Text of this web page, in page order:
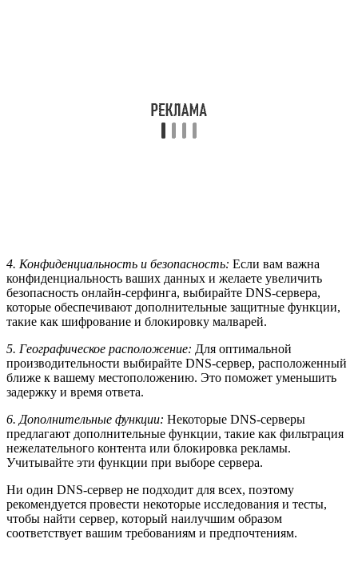
4. Конфиденциальность и безопасность: Если вам важна
конфиденциальность ваших данных и желаете увеличить
безопасность онлайн-серфинга, выбирайте DNS-сервера,
которые обеспечивают дополнительные защитные функции,
такие как шифрование и блокировку малварей.
5. Географическое расположение: Для оптимальной
производительности выбирайте DNS-сервер, расположенный
ближе к вашему местоположению. Это поможет уменьшить
задержку и время ответа.
6. Дополнительные функции: Некоторые DNS-серверы
предлагают дополнительные функции, такие как фильтрация
нежелательного контента или блокировка рекламы.
Учитывайте эти функции при выборе сервера.
Ни один DNS-сервер не подходит для всех, поэтому
рекомендуется провести некоторые исследования и тесты,
чтобы найти сервер, который наилучшим образом
соответствует вашим требованиям и предпочтениям.